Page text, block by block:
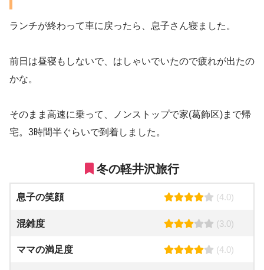
ランチが終わって車に戻ったら、息子さん寝ました。
前日は昼寝もしないで、はしゃいでいたので疲れが出たの
かな。
そのまま高速に乗って、ノンストップで家(葛飾区)まで帰
宅。3時間半ぐらいで到着しました。
冬の軽井沢旅行
息子の笑顔 (4.0)
混雑度 (3.0)
ママの満足度 (4.0)